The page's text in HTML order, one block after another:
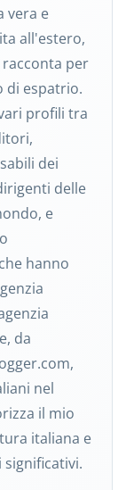
vera e
all'estero,
racconta per
di espatrio.
profili tra
dei
delle
e
hanno
da
nel
il mio
italiana e